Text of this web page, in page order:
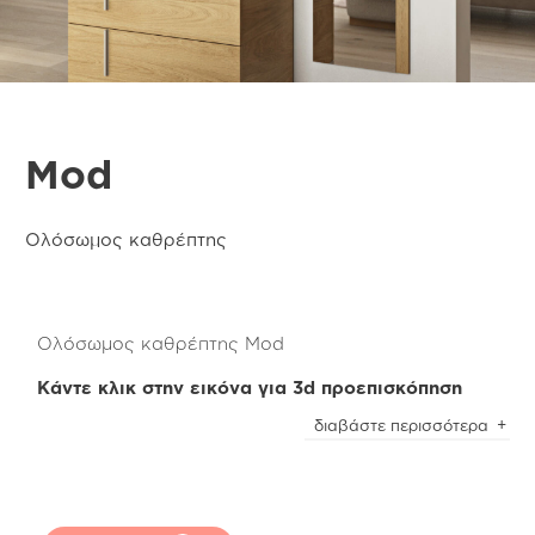
Mod
Ολόσωμος καθρέπτης
Ολόσωμος καθρέπτης Mod
Κάντε κλικ στην εικόνα για 3d προεπισκόπηση
Ο ολόσωμος καθρέπτης της Mod Collection
διαβάστε περισσότερα